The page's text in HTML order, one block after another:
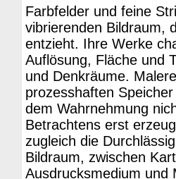
Farbfelder und feine
vibrierenden Bildraum,
entzieht. Ihre Werke
Auflösung, Fläche und
und Denkräume.
prozesshaften
dem Wahrnehmung
Betrachtens erst
zugleich die
Bildraum, zwischen
Ausdrucksmedium und